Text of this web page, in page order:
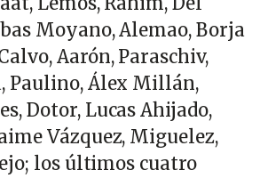
Moyano, Alemao, Borja
Aarón, Paraschiv,
Paulino, Álex Millán,
Dotor, Lucas Ahijado,
Vázquez, Miguelez,
los últimos cuatro